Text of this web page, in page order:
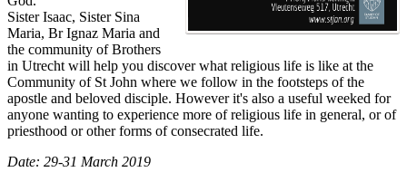
Sister Isaac, Sister Sina
Maria, Br Ignaz Maria and
the community of Brothers
in Utrecht will help you discover what religious life is like at the
Community of St John where we follow in the footsteps of the
apostle and beloved disciple. However it's also a useful weeked for
anyone wanting to experience more of religious life in general, or of
priesthood or other forms of consecrated life.
Date: 29-31 March 2019